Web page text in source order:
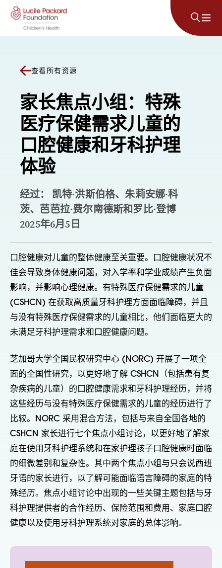
跳至内容
查看所有资源
家长焦点小组：特殊
医疗保健需求儿童的
口腔健康和牙科护理
体验
经过： 凯特·洪斯伯格、朱莉安娜·科
茨、芭芭拉·费尔南德斯和罗比·登博
2025年6月5日
口腔健康对儿童的整体健康至关重要。口腔健康状况不
佳会导致身体健康问题，对入学率和学业成绩产生负面
影响，并影响心理健康。有特殊医疗保健需求的儿童
(CSHCN) 在获取高质量牙科护理方面面临障碍，并且
与没有特殊医疗保健需求的儿童相比，他们面临更大的
未满足牙科护理需求和口腔健康问题。
芝加哥大学全国民权研究中心 (NORC) 开展了一项全
面的全国性研究，以更好地了解 CSHCN（包括患有复
杂疾病的儿童）的口腔健康需求和牙科护理经历，并将
这些经历与没有特殊医疗保健需求的儿童的经历进行了
比较。NORC 采用混合方法，包括与来自全国各地的
CSHCN 家长进行七个焦点小组讨论，以更好地了解家
庭在使用牙科护理系统和在家护理孩子口腔健康时面临
的细微差别和复杂性。其中两个焦点小组与只会说西班
牙语的家长进行，以了解可能面临语言障碍的家庭的特
殊经历。焦点小组讨论中出现的一些关键主题包括与牙
科护理提供者的合作经历、保险范围和费用、家庭口腔
健康以及使用牙科护理系统对家庭的总体影响。